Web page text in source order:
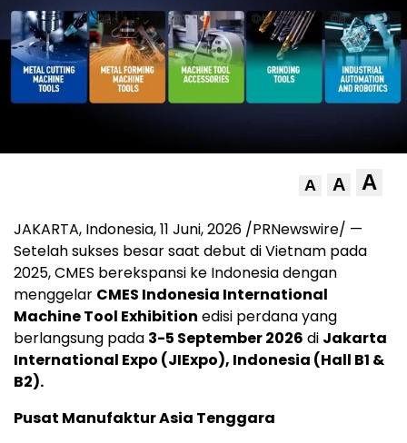
A A A
JAKARTA, Indonesia,11 Juni, 2026 /PRNewswire/ —
Setelah sukses besar saat debut di Vietnam pada
2025, CMES berekspansi ke Indonesia dengan
menggelar CMES Indonesia International
Machine Tool Exhibition edisi perdana yang
berlangsung pada 3-5 September 2026 di Jakarta
International Expo (JIExpo), Indonesia (Hall B1 &
B2).
Pusat Manufaktur Asia Tenggara